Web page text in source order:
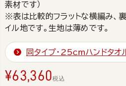
素材です）
※表は比較的フラットな横編み、
イル地です。生地は薄めです。
同タイプ・25cmハンドタオ
¥63,360税込